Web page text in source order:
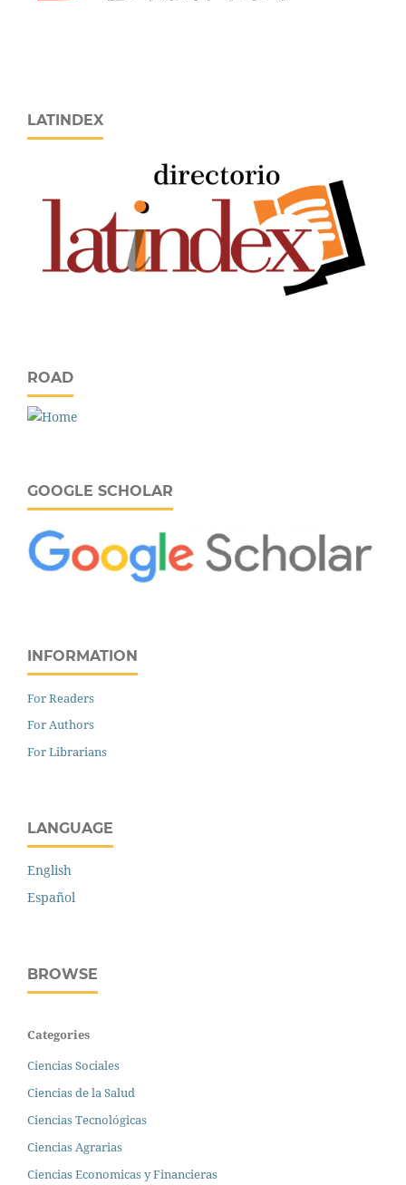
LATINDEX
ROAD
GOOGLE SCHOLAR
INFORMATION
For Readers
For Authors
For Librarians
LANGUAGE
English
Español
BROWSE
Categories
Ciencias Sociales
Ciencias de la Salud
Ciencias Tecnológicas
Ciencias Agrarias
Ciencias Economicas y Financieras